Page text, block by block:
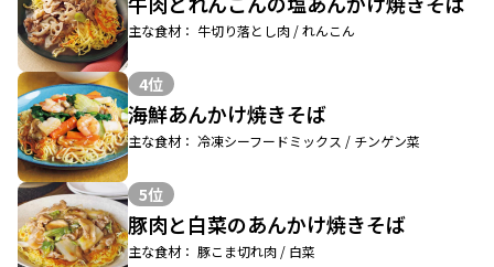
主な食材： 牛切り落とし肉 / れんこん
4位
海鮮あんかけ焼きそば
主な食材： 冷凍シーフードミックス / チンゲン菜
5位
豚肉と白菜のあんかけ焼きそば
主な食材： 豚こま切れ肉 / 白菜